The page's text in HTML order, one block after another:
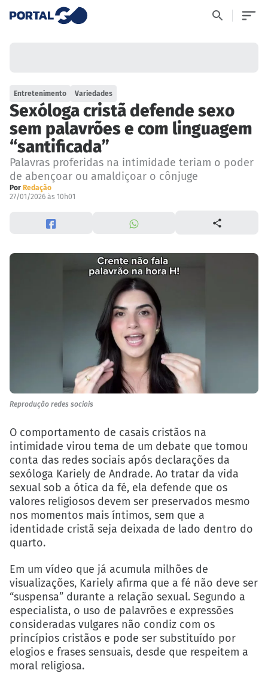
Entretenimento Variedades
Sexóloga cristã defende sexo
sem palavrões e com linguagem
“santificada”
Palavras proferidas na intimidade teriam o poder
de abençoar ou amaldiçoar o cônjuge
Por Redação
27/01/2026 às 10h01
Reprodução redes sociais
O comportamento de casais cristãos na
intimidade virou tema de um debate que tomou
conta das redes sociais após declarações da
sexóloga Kariely de Andrade. Ao tratar da vida
sexual sob a ótica da fé, ela defende que os
valores religiosos devem ser preservados mesmo
nos momentos mais íntimos, sem que a
identidade cristã seja deixada de lado dentro do
quarto.
Em um vídeo que já acumula milhões de
visualizações, Kariely afirma que a fé não deve ser
“suspensa” durante a relação sexual. Segundo a
especialista, o uso de palavrões e expressões
consideradas vulgares não condiz com os
princípios cristãos e pode ser substituído por
elogios e frases sensuais, desde que respeitem a
moral religiosa.